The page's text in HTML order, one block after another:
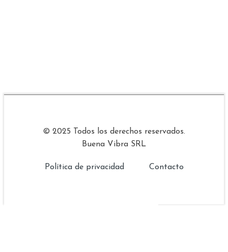
© 2025 Todos los derechos reservados.
Buena Vibra SRL
Política de privacidad Contacto